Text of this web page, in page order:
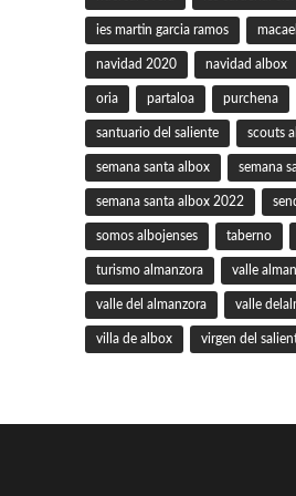
ies martin garcia ramos macael
navidad 2020 navidad albox
oria partaloa purchena
santuario del saliente scouts
semana santa albox semana
semana santa albox 2022
somos albojenses taberno
turismo almanzora valle
valle del almanzora valle
villa de albox virgen del